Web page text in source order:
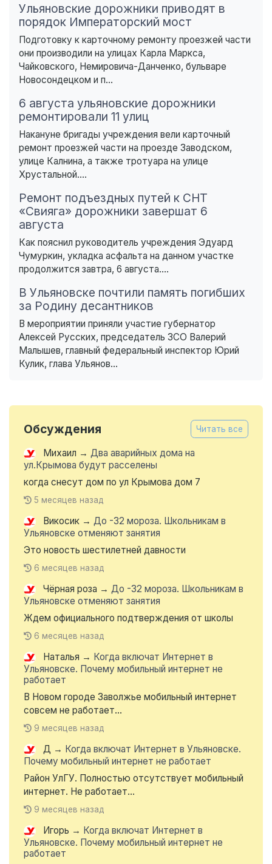
Ульяновские дорожники приводят в
порядок Императорский мост
Подготовку к карточному ремонту проезжей части
они производили на улицах Карла Маркса,
Чайковского, Немировича-Данченко, бульваре
Новосондецком и п...
6 августа ульяновские дорожники
ремонтировали 11 улиц
Накануне бригады учреждения вели карточный
ремонт проезжей части на проезде Заводском,
улице Калнина, а также тротуара на улице
Хрустальной....
Ремонт подъездных путей к СНТ
«Свияга» дорожники завершат 6
августа
Как пояснил руководитель учреждения Эдуард
Чумуркин, укладка асфальта на данном участке
продолжится завтра, 6 августа....
В Ульяновске почтили память погибших
за Родину десантников
В мероприятии приняли участие губернатор
Алексей Русских, председатель ЗСО Валерий
Малышев, главный федеральный инспектор Юрий
Кулик, глава Ульянов...
Обсуждения Читать все
Михаил → Два аварийных дома на
ул.Крымова будут расселены
когда снесут дом по ул Крымова дом 7
5 месяцев назад
Викосик → До -32 мороза. Школьникам в
Ульяновске отменяют занятия
Это новость шестилетней давности
6 месяцев назад
Чёрная роза → До -32 мороза. Школьникам в
Ульяновске отменяют занятия
Ждем официального подтверждения от школы
6 месяцев назад
Наталья → Когда включат Интернет в
Ульяновске. Почему мобильный интернет не
работает
В Новом городе Заволжье мобильный интернет
совсем не работает...
9 месяцев назад
Д → Когда включат Интернет в Ульяновске.
Почему мобильный интернет не работает
Район УлГУ. Полностью отсутствует мобильный
интернет. Не работает...
9 месяцев назад
Игорь → Когда включат Интернет в
Ульяновске. Почему мобильный интернет не
работает